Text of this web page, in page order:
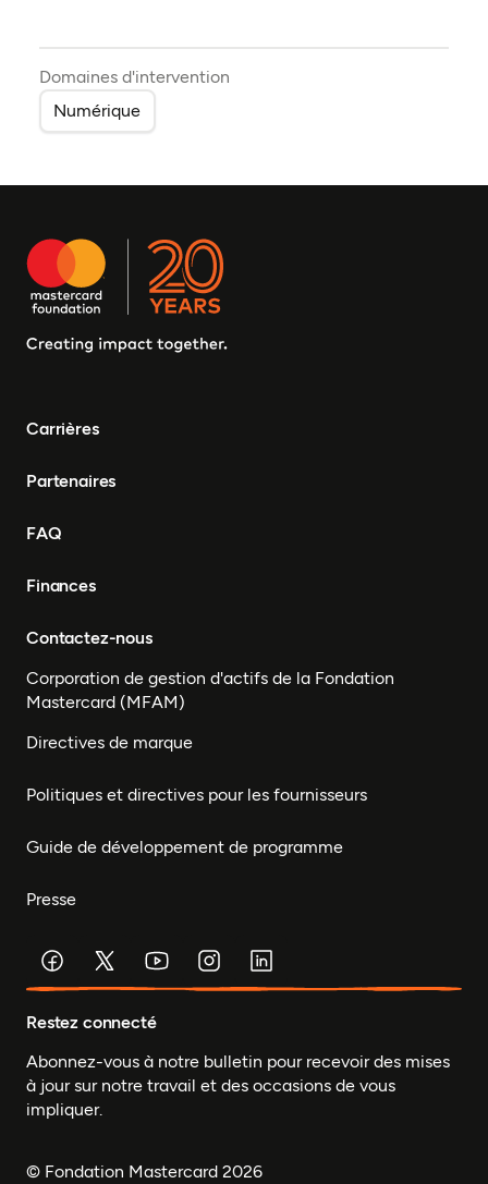
Domaines d'intervention
Numérique
Carrières
Partenaires
FAQ
Finances
Contactez-nous
Corporation de gestion d'actifs de la Fondation
Mastercard (MFAM)
Directives de marque
Politiques et directives pour les fournisseurs
Guide de développement de programme
Presse
Restez connecté
Abonnez-vous à notre bulletin pour recevoir des mises
à jour sur notre travail et des occasions de vous
impliquer.
© Fondation Mastercard 2026